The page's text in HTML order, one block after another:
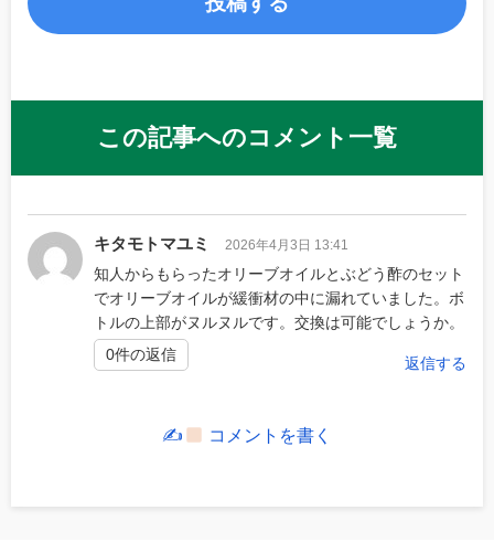
この記事へのコメント一覧
キタモトマユミ 2026年4月3日 13:41
知人からもらったオリーブオイルとぶどう酢のセット
でオリーブオイルが緩衝材の中に漏れていました。ボ
トルの上部がヌルヌルです。交換は可能でしょうか。
返信する
0件の返信
✍ コメントを書く